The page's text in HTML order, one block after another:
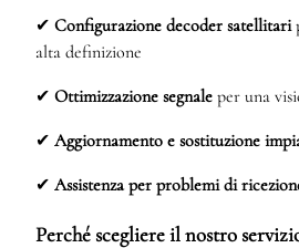
✔ Configurazione decoder satellitari
alta definizione
✔ Ottimizzazione segnale per una
✔ Aggiornamento e sostituzione
✔ Assistenza per problemi di
Perché scegliere il nostro